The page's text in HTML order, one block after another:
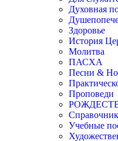
Духовная
Здоровье
История
Молитва
ПАСХА
Песни &
Проповеди
Учебные